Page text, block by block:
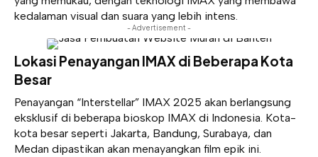
kedalaman visual dan suara yang lebih intens.
- Advertisement -
Lokasi Penayangan IMAX di Beberapa Kota
Besar
Penayangan “Interstellar” IMAX 2025 akan berlangsung
eksklusif di beberapa bioskop IMAX di Indonesia. Kota-
kota besar seperti Jakarta, Bandung, Surabaya, dan
Medan dipastikan akan menayangkan film epik ini.